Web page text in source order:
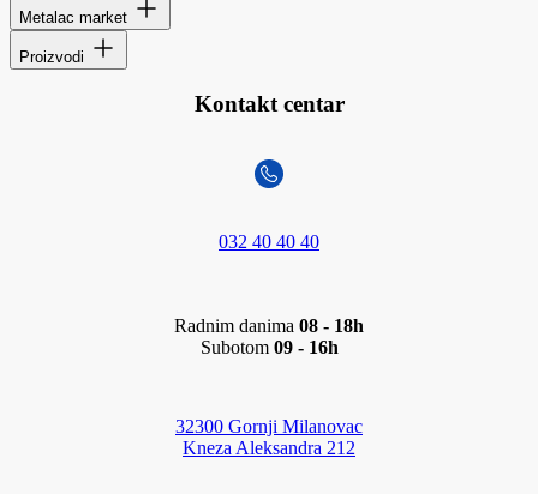
Metalac market
Proizvodi
Kontakt centar
032 40 40 40
Radnim danima 08 - 18h
Subotom 09 - 16h
32300 Gornji Milanovac
Kneza Aleksandra 212